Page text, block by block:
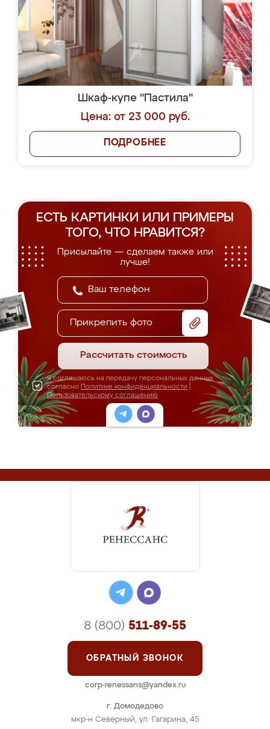
Шкаф-купе "Пастила"
Цена: от 23 000 руб.
ПОДРОБНЕЕ
ЕСТЬ КАРТИНКИ ИЛИ ПРИМЕРЫ
ТОГО, ЧТО НРАВИТСЯ?
Присылайте — сделаем также или
лучше!
Прикрепить фото
Рассчитать стоимость
Я соглашаюсь на передачу персональных данных
согласно Политике конфиденциальности
Пользовательскому соглашению
г. Домодедово
мкр-н Северный, ул. Гагарина, 45
8 (800) 511-89-55
ОБРАТНЫЙ ЗВОНОК
corp-renessans@yandex.ru